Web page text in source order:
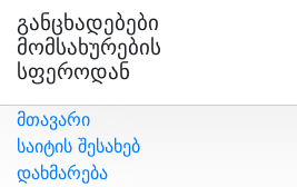
Განცხადებები
Მომსახურების
Სფეროდან
მთავარი
საიტის შესახებ
დახმარება